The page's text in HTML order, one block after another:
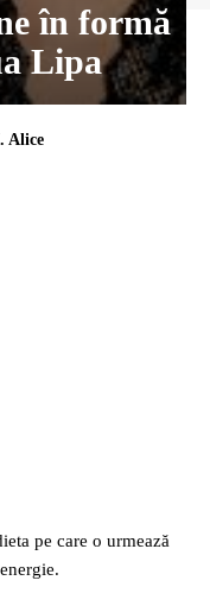
în formă
Lipa
Alice
pe care o urmează